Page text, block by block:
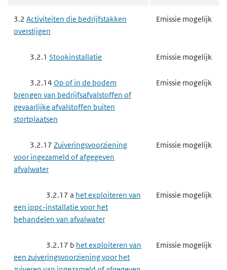
3.2 Activiteiten die bedrijfstakken
overstijgen
Emissie mogelijk
3.2.1 Stookinstallatie Emissie mogelijk
3.2.14 Op of in de bodem
brengen van bedrijfsafvalstoffen of
gevaarlijke afvalstoffen buiten
stortplaatsen
Emissie mogelijk
3.2.17 Zuiveringsvoorziening
voor ingezameld of afgegeven
afvalwater
Emissie mogelijk
3.2.17 a het exploiteren van
een ippc-installatie voor het
behandelen van afvalwater
Emissie mogelijk
3.2.17 b het exploiteren van
een zuiveringsvoorziening voor het
Emissie mogelijk